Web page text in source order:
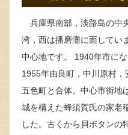
兵庫県南部，淡路島の中
湾，西は播磨灘に面してい
中心地です。 1940年市に
1955年由良町，中川原村
五色町と合体。中心市街地
城を構えた蜂須賀氏の家老
した。古くから貝ボタンの